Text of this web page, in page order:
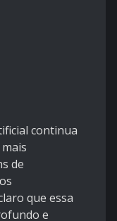
continua
de
que essa
e